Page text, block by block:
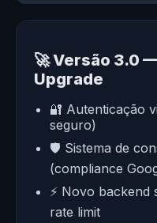
🚀 Versão 3.0
Upgrade
🔐 Autenticação
seguro)
🛡 Sistema de
(compliance
⚡ Novo
rate limit